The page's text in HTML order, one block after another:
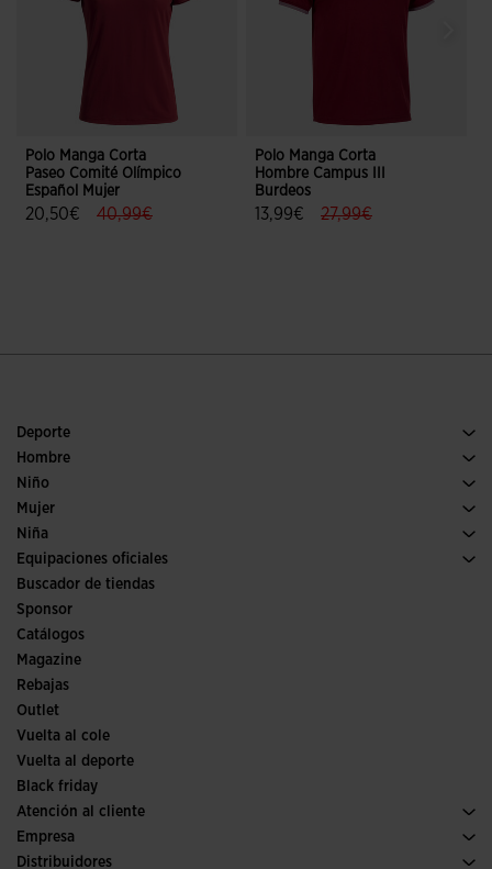
Polo Manga Corta
Paseo Comité Olímpico
Español Mujer
20,50€ label.price.reduced.from
40,99€label.price.to
Polo Manga Corta
Hombre Campus III
Burdeos
13,99€ 27,99€label.price.to
Deporte
Running
Pádel
Fútbol
Trail running
Tenis
Hombre
Calzado Hombre
Deporte
Niño
Ver todo ropa niño
Mujer
Ropa Mujer
Deporte
Niña
Ver todo ropa niña
Equipaciones oficiales
Fútbol
Fútbol sala
Comités y Federaciones
Ediciones especiales
Buscador de tiendas
Sponsor
Catálogos
Magazine
Rebajas
Outlet
Vuelta al cole
Vuelta al deporte
Black friday
Atención al cliente
Condiciones de compra
Transporte y entrega
Empresa
Historia
Distribuidores